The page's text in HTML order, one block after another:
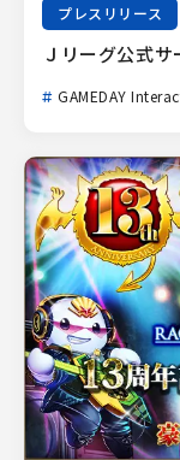
プレスリリース
Ｊリーグ公式
GAMEDAY